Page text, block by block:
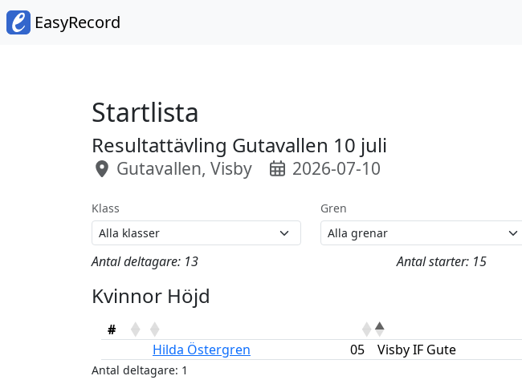
EasyRecord
Startlista
Resultattävling Gutavallen 10 juli
Gutavallen, Visby 2026-07-10
Klass Gren
Antal deltagare: 13 Antal starter: 15
Kvinnor Höjd
#
Hilda Östergren 05 Visby IF Gute
Antal deltagare: 1